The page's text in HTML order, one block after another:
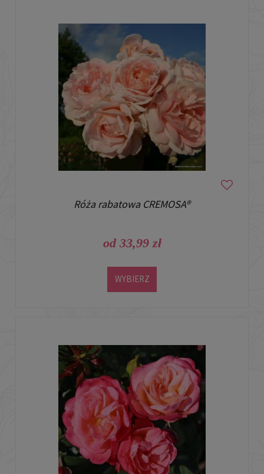
Róża rabatowa CREMOSA®
od 33,99 zł
WYBIERZ